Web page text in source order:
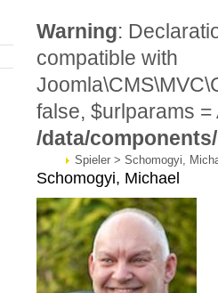
Warning:
compatible with
false, $urlparams =
/data/
Spieler > Schomogyi,
Schomogyi, Michael